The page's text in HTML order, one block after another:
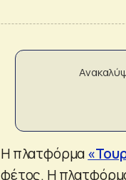
Η πλατφόρμα
φέτος. Η πλατφόρμα